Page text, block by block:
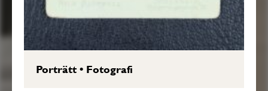
Porträtt• Fotografi